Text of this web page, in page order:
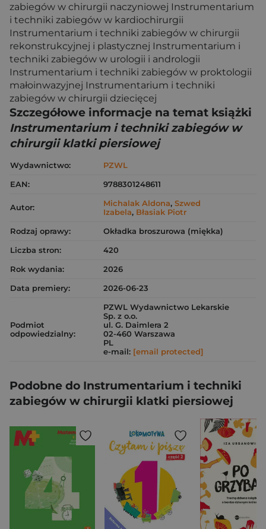
zabiegów w chirurgii naczyniowej Instrumentarium
i techniki zabiegów w kardiochirurgii
Instrumentarium i techniki zabiegów w chirurgii
rekonstrukcyjnej i plastycznej Instrumentarium i
techniki zabiegów w urologii i andrologii
Instrumentarium i techniki zabiegów w proktologii
małoinwazyjnej Instrumentarium i techniki
zabiegów w chirurgii dziecięcej
Szczegółowe informacje na temat książki
Instrumentarium i techniki zabiegów w
chirurgii klatki piersiowej
Wydawnictwo:
PZWL
EAN:
9788301248611
Autor: Michalak Aldona, Szwed
Izabela, Błasiak Piotr
Rodzaj oprawy:
Okładka broszurowa (miękka)
Liczba stron:
420
Rok wydania:
2026
Data premiery:
2026-06-23
Podmiot
odpowiedzialny:
PZWL Wydawnictwo Lekarskie
Sp. z o.o.
ul. G. Daimlera 2
02-460 Warszawa
PL
e-mail: [email protected]
Podobne do Instrumentarium i techniki
zabiegów w chirurgii klatki piersiowej